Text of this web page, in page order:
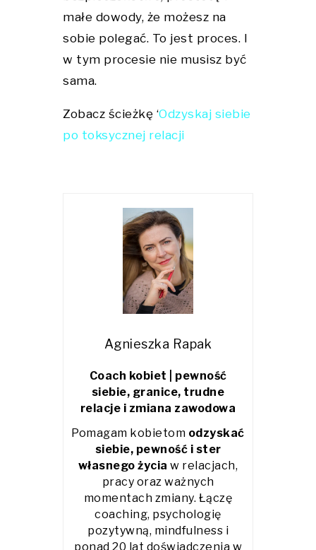
małe dowody, że możesz na
sobie polegać. To jest proces. I
w tym procesie nie musisz być
sama.
Zobacz ścieżkę ‘Odzyskaj siebie
po toksycznej relacji
Agnieszka Rapak
Coach kobiet | pewność
siebie, granice, trudne
relacje i zmiana zawodowa
Pomagam kobietom odzyskać
siebie, pewność i ster
własnego życiaw relacjach,
pracy oraz ważnych
momentach zmiany. Łączę
coaching, psychologię
pozytywną, mindfulness i
ponad 20 lat doświadczenia w